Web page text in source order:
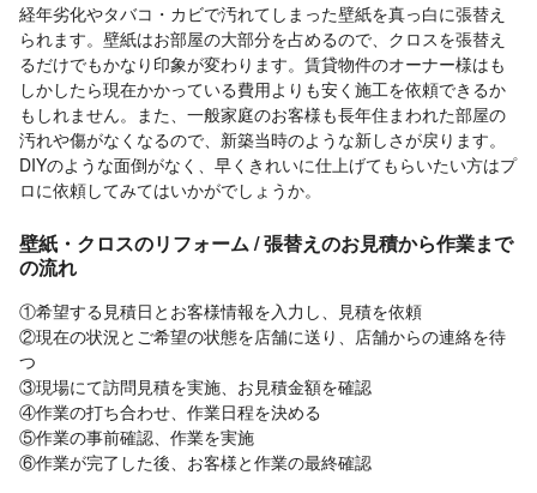
経年劣化やタバコ・カビで汚れてしまった壁紙を真っ白に張替え
られます。壁紙はお部屋の大部分を占めるので、クロスを張替え
るだけでもかなり印象が変わります。賃貸物件のオーナー様はも
しかしたら現在かかっている費用よりも安く施工を依頼できるか
もしれません。また、一般家庭のお客様も長年住まわれた部屋の
汚れや傷がなくなるので、新築当時のような新しさが戻ります。
DIYのような面倒がなく、早くきれいに仕上げてもらいたい方はプ
ロに依頼してみてはいかがでしょうか。
壁紙・クロスのリフォーム / 張替えのお見積から作業まで
の流れ
①希望する見積日とお客様情報を入力し、見積を依頼
②現在の状況とご希望の状態を店舗に送り、店舗からの連絡を待
つ
③現場にて訪問見積を実施、お見積金額を確認
④作業の打ち合わせ、作業日程を決める
⑤作業の事前確認、作業を実施
⑥作業が完了した後、お客様と作業の最終確認